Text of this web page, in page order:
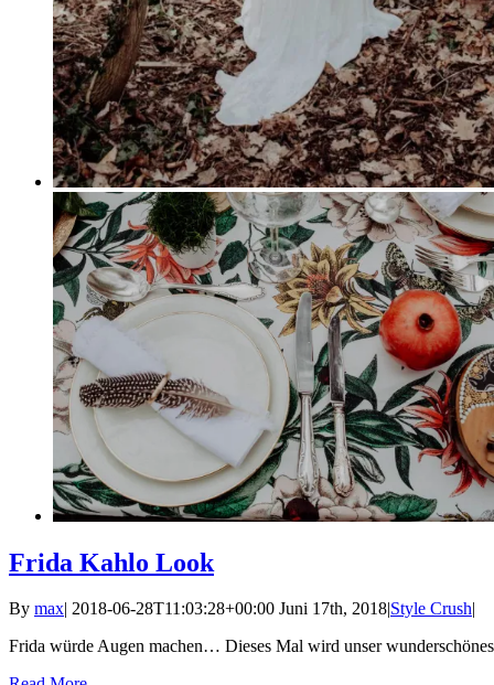
Frida Kahlo Look
By max| 2018-06-28T11:03:28+00:00 Juni 17th, 2018|Style Crush|
Frida würde Augen machen… Dieses Mal wird unser